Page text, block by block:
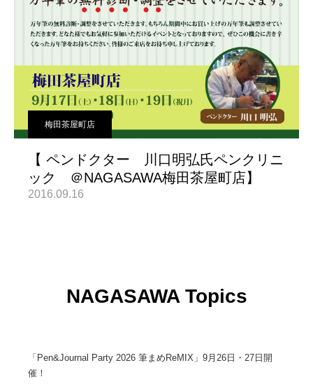
梅田茶屋町店
【 ペンドクター 川口明弘氏ペンクリニ
ック ＠NAGASAWA梅田茶屋町店】
2016.09.16
NAGASAWA Topics
「Pen&Journal Party 2026 筆まめReMIX」9月26日・27日開
催！